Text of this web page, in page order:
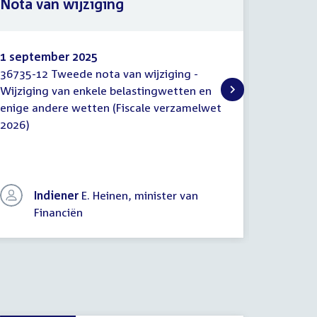
Nota
van
wijziging
1 september 2025
36735-12 Tweede nota van wijziging -
Wijziging van enkele belastingwetten en
enige andere wetten (Fiscale verzamelwet
2026)
Indiener E. Heinen, minister van
Financiën
Nota van wijziging